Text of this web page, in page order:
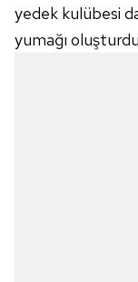
yedek kulübesi
yumağı